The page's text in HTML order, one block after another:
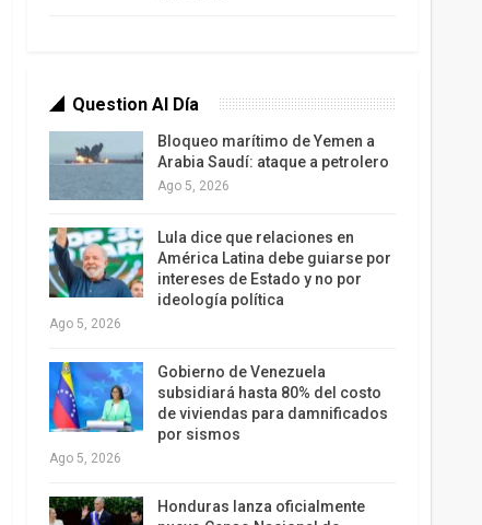
Question Al Día
Bloqueo marítimo de Yemen a
Arabia Saudí: ataque a petrolero
Ago 5, 2026
Lula dice que relaciones en
América Latina debe guiarse por
intereses de Estado y no por
ideología política
Ago 5, 2026
Gobierno de Venezuela
subsidiará hasta 80% del costo
de viviendas para damnificados
por sismos
Ago 5, 2026
Honduras lanza oficialmente